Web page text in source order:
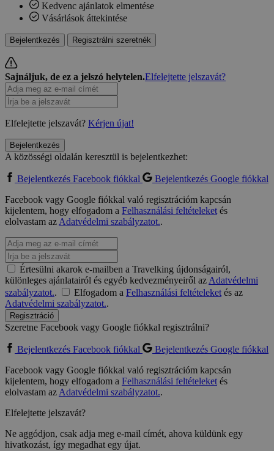
Kedvenc ajánlatok elmentése
Vásárlások áttekintése
Bejelentkezés Regisztrálni szeretnék
Sajnáljuk, de ez a jelszó helytelen.Elfelejtette jelszavát?
Elfelejtette jelszavát? Kérjen újat!
Bejelentkezés
A közösségi oldalán keresztül is bejelentkezhet:
Bejelentkezés Facebook fiókkal
Bejelentkezés Google fiókkal
Facebook vagy Google fiókkal való regisztrációm kapcsán
kijelentem, hogy elfogadom a Felhasználási feltételeketés
elolvastam azAdatvédelmi szabályzatot..
Értesülni akarok e-mailben a Travelking újdonságairól,
különleges ajánlatairól és egyéb kedvezményeiről azAdatvédelmi
szabályzatot.. Elfogadom a Felhasználási feltételeketés az
Adatvédelmi szabályzatot..
Regisztráció
Szeretne Facebook vagy Google fiókkal regisztrálni?
Bejelentkezés Facebook fiókkal
Bejelentkezés Google fiókkal
Facebook vagy Google fiókkal való regisztrációm kapcsán
kijelentem, hogy elfogadom a Felhasználási feltételeketés
elolvastam azAdatvédelmi szabályzatot..
Elfelejtette jelszavát?
Ne aggódjon, csak adja meg e-mail címét, ahova küldünk egy
hivatkozást, így megadhat egy újat.